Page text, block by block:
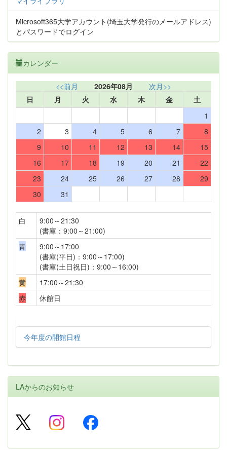
Microsoft365大学アカウント(埼玉大学発行のメールアドレス)
とパスワードでログイン
カレンダー
<<前月 2026年08月
次月>>
日
月 火 水 木 金
土
1
2
3 4 5 6 7
8
9
10 11 12 13 14
15
16
17 18 19 20 21
22
23
24 25 26 27 28
29
30
31
白
9:00～21:30
(書庫：9:00～21:00)
青
9:00～17:00
(書庫(平日)：9:00～17:00)
(書庫(土日祝日)：9:00～16:00)
黄
17:00～21:30
赤
休館日
今年度の開館日程
LAからのお知らせ